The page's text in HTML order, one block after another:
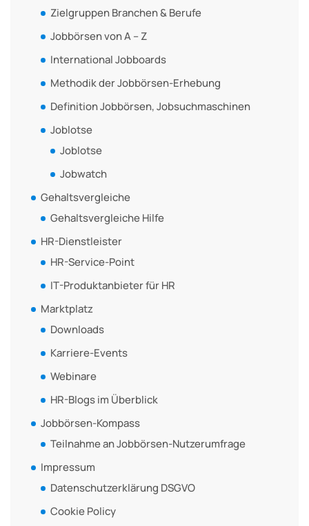
Zielgruppen Branchen & Berufe
Jobbörsen von A – Z
International Jobboards
Methodik der Jobbörsen-Erhebung
Definition Jobbörsen, Jobsuchmaschinen
Joblotse
Joblotse
Jobwatch
Gehaltsvergleiche
Gehaltsvergleiche Hilfe
HR-Dienstleister
HR-Service-Point
IT-Produktanbieter für HR
Marktplatz
Downloads
Karriere-Events
Webinare
HR-Blogs im Überblick
Jobbörsen-Kompass
Teilnahme an Jobbörsen-Nutzerumfrage
Impressum
Datenschutzerklärung DSGVO
Cookie Policy